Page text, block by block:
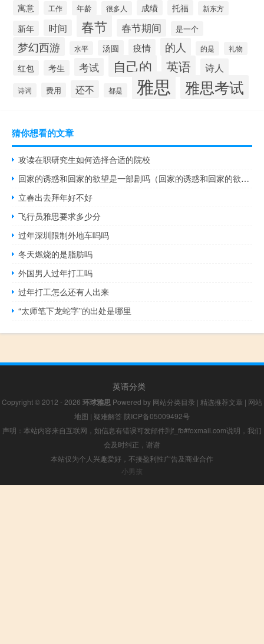
寓意 工作 年龄 很多人 成绩 托福 新东方
新年 时间 春节 春节期间 是一个
梦幻西游 水平 汤圆 疫情 的人 的是 礼物
红包 考生 考试 自己的 英语 诗人
诗词 费用 还不 都是 雅思 雅思考试
猜你想看的文章
攻读在职研究生如何选择合适的院校
回家的诱惑和回家的欲望是一部剧吗（回家的诱惑和回家的欲望）
立春出去拜年好不好
飞行员雅思要求多少分
过年深圳限制外地车吗吗
冬天燃烧的是脂肪吗
外国男人过年打工吗
过年打工怎么还有人出来
“太师笔下龙蛇字”的出处是哪里
英语分类
Copyright © 2012 - 2026 环球雅思 Powered by 网站分类目录 | 精选推荐文章 | 网站
地图 | 疑难解答 陕ICP备05009492号
声明：本站内容来自互联网，如信息有错误可发邮件到f_fb#foxmail.com说明，我们
会及时纠正，谢谢
本站仅为个人兴趣爱好，不接盈利性广告及商业合作
小男孩